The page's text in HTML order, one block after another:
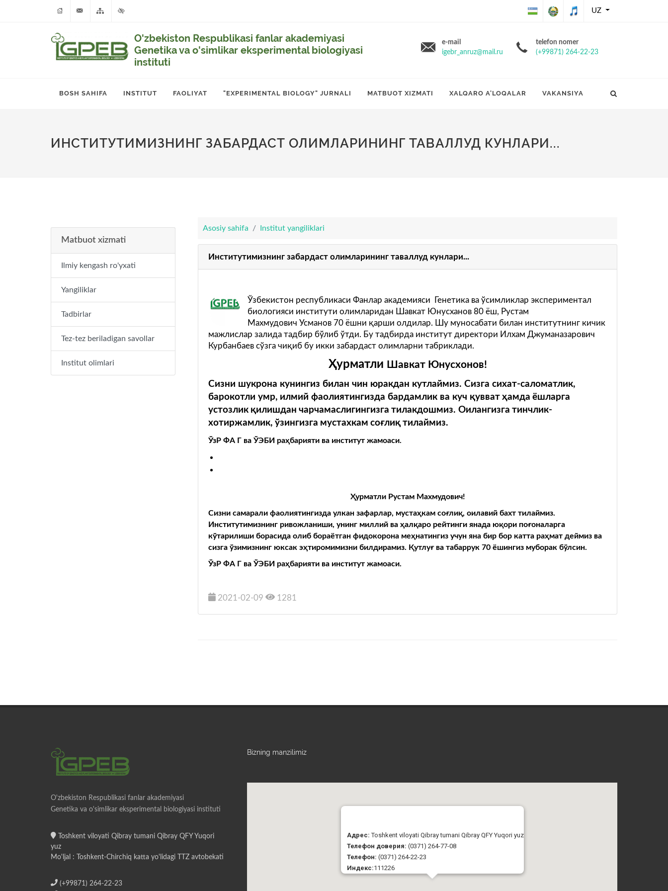
Respublikasining
RespublikasiRespublikasi
UZ
O'zbekiston Respublikasi fanlar akademiyasi
Genetika va o'simlikar eksperimental biologiyasi
instituti
e-mail
igebr_anruz@mail.ru
telefon nomer
(+99871) 264-22-23
BOSH SAHIFA INSTITUT FAOLIYAT "EXPERIMENTAL BIOLOGY" JURNALI MATBUOT XIZMATI XALQARO A'LOQALAR VAKANSIYA
ИНСТИТУТИМИЗНИНГ ЗАБАРДАСТ ОЛИМЛАРИНИНГ ТАВАЛЛУД КУНЛАРИ...
Asosiy sahifa Institut yangiliklari
Институтимизнинг забардаст олимларининг таваллуд кунлари...
Ўзбекистон республикаси Фанлар академияси Генетика ва ўсимликлар экспериментал
биологияси институти олимларидан Шавкат Юнусханов 80 ёш, Рустам
Махмудович Усманов 70 ёшни қарши олдилар. Шу муносабати билан институтнинг кичик
мажлислар залида тадбир бўлиб ўтди. Бу тадбирда институт директори Илхам Джуманазарович
Курбанбаев сўзга чиқиб бу икки забардаст олимларни табриклади.
Ҳурматли Шавкат Юнусхонов!
Сизни шукрона кунингиз билан чин юракдан кутлаймиз. Сизга сихат-саломатлик,
барокотли умр, илмий фаолиятингизда бардамлик ва куч қувват ҳамда ёшларга
устозлик қилишдан чарчамаслигингизга тилакдошмиз.Оилангизга тинчлик-
хотиржамлик,ўзингизга мустахкам соғлиқ тилаймиз.
ЎзР ФА Г ва ЎЭБИ раҳбарияти ва институт жамоаси.
ҲурматлиРустам Махмудович!
Сизни самарали фаолиятингизда улкан зафарлар, мустаҳкам соғлиқ,оилавий бахт тилаймиз.
Институтимизнинг ривожланиши, унинг миллий ваҳалқаро рейтинги янада юқори поғоналарга
кўтарилиши борасида олиб бораётган фидокорона меҳнатингиз учун яна бир бор катта раҳмат деймиз ва
сизга ўзимизнинг юксак эҳтиромимизни билдирамиз. Қутлуғва табаррук 70 ёшингиз муборак бўлсин.
ЎзР ФА Г ва ЎЭБИ раҳбарияти ва институт жамоаси.
2021-02-09 1281
Matbuot xizmati
Ilmiy kengash ro'yxati
Yangiliklar
Tadbirlar
Tez-tez beriladigan savollar
Institut olimlari
O'zbekiston Respublikasi fanlar akademiyasi
Genetika va o'simlikar eksperimental biologiyasi instituti
Toshkent viloyati Qibray tumani Qibray QFY Yuqori
yuz
Mo'ljal : Toshkent-Chirchiq katta yo'lidagi TTZ avtobekati
(+99871) 264-22-23
Bizning manzilimiz
Адрес:Toshkent viloyati Qibray tumani Qibray QFY Yuqori yuz
Телефон доверия: (0371) 264-77-08
Телефон: (0371) 264-22-23
Индекс:111226